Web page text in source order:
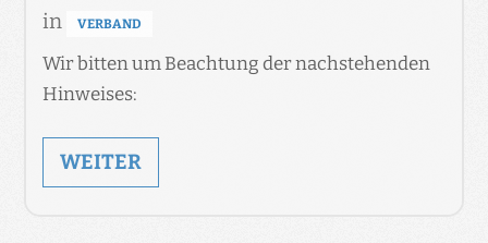
in VERBAND
Wir bitten um Beachtung der nachstehenden
Hinweises:
WEITER